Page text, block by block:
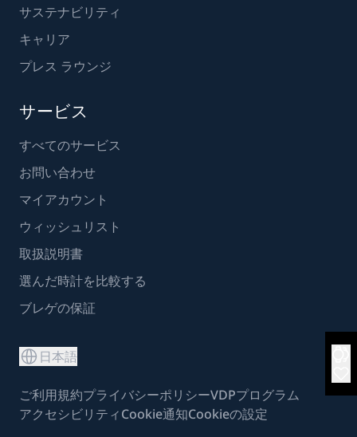
サステナビリティ
キャリア
プレス ラウンジ
サービス
すべてのサービス
お問い合わせ
マイアカウント
ウィッシュリスト
取扱説明書
選んだ時計を比較する
ブレゲの保証
日本語
ご利用規約プライバシーポリシーVDPプログラム
アクセシビリティCookie通知Cookieの設定